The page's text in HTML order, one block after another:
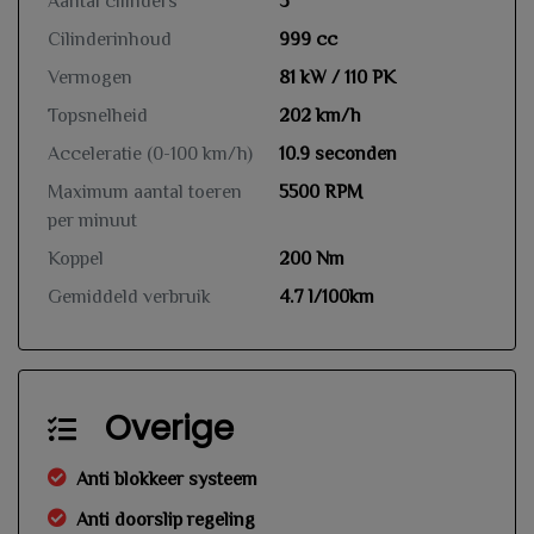
Cilinderinhoud
999 cc
Vermogen
81 kW / 110 PK
Topsnelheid
202 km/h
Acceleratie (0-100 km/h)
10.9 seconden
Maximum aantal toeren
per minuut
5500 RPM
Koppel
200 Nm
Gemiddeld verbruik
4.7 l/100km
Overige
Anti blokkeer systeem
Anti doorslip regeling